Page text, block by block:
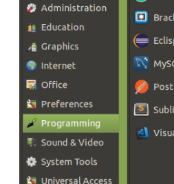
何
在
ubuntu
新
增
自